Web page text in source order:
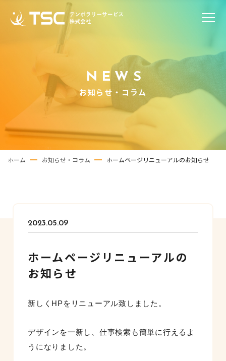
NEWS
お知らせ・コラム
ホーム お知らせ・コラム ホームページリニューアルのお知らせ
2023.05.09
ホームページリニューアルの
お知らせ
新しくHPをリニューアル致しました。
デザインを一新し、仕事検索も簡単に行えるよ
うになりました。